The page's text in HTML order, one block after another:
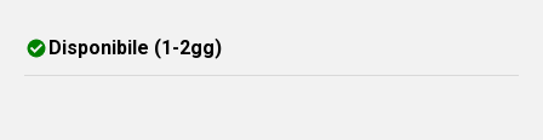
Disponibile (1-2gg)